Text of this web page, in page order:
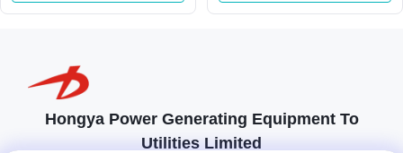
Hongya Power Generating Equipment To
Utilities Limited